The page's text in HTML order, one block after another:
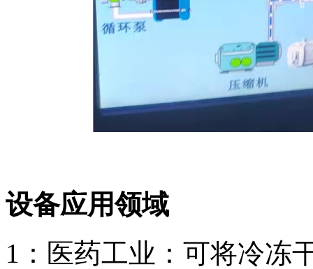
设备应用领域
1：医药工业：可将冷冻